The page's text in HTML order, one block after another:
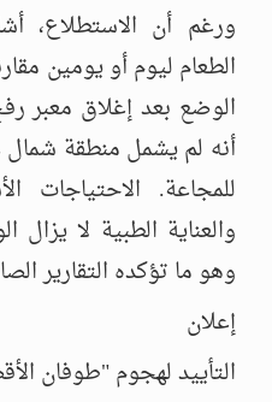
ورغم أن الاستطلاع،
الطعام ليوم أو يومين
الوضع بعد إغلاق معبر
أنه لم يشمل منطقة
للمجاعة. الاحتياجات
والعناية الطبية لا
وهو ما تؤكده التقارير
إعلان
التأييد لهجوم "طوفان